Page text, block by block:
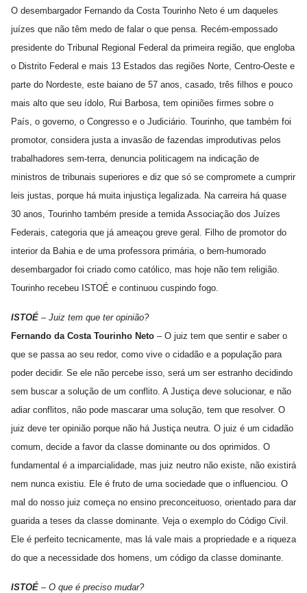
O desembargador Fernando da Costa Tourinho Neto é um daqueles
juízes que não têm medo de falar o que pensa. Recém-empossado
presidente do Tribunal Regional Federal da primeira região, que engloba
o Distrito Federal e mais 13 Estados das regiões Norte, Centro-Oeste e
parte do Nordeste, este baiano de 57 anos, casado, três filhos e pouco
mais alto que seu ídolo, Rui Barbosa, tem opiniões firmes sobre o
País, o governo, o Congresso e o Judiciário. Tourinho, que também foi
promotor, considera justa a invasão de fazendas improdutivas pelos
trabalhadores sem-terra, denuncia politicagem na indicação de
ministros de tribunais superiores e diz que só se compromete a cumprir
leis justas, porque há muita injustiça legalizada. Na carreira há quase
30 anos, Tourinho também preside a temida Associação dos Juízes
Federais, categoria que já ameaçou greve geral. Filho de promotor do
interior da Bahia e de uma professora primária, o bem-humorado
desembargador foi criado como católico, mas hoje não tem religião.
Tourinho recebeu ISTOÉ e continuou cuspindo fogo.
ISTOÉ – Juiz tem que ter opinião?
Fernando da Costa Tourinho Neto – O juiz tem que sentir e saber o
que se passa ao seu redor, como vive o cidadão e a população para
poder decidir. Se ele não percebe isso, será um ser estranho decidindo
sem buscar a solução de um conflito. A Justiça deve solucionar, e não
adiar conflitos, não pode mascarar uma solução, tem que resolver. O
juiz deve ter opinião porque não há Justiça neutra. O juiz é um cidadão
comum, decide a favor da classe dominante ou dos oprimidos. O
fundamental é a imparcialidade, mas juiz neutro não existe, não existirá
nem nunca existiu. Ele é fruto de uma sociedade que o influenciou. O
mal do nosso juiz começa no ensino preconceituoso, orientado para dar
guarida a teses da classe dominante. Veja o exemplo do Código Civil.
Ele é perfeito tecnicamente, mas lá vale mais a propriedade e a riqueza
do que a necessidade dos homens, um código da classe dominante.
ISTOÉ – O que é preciso mudar?